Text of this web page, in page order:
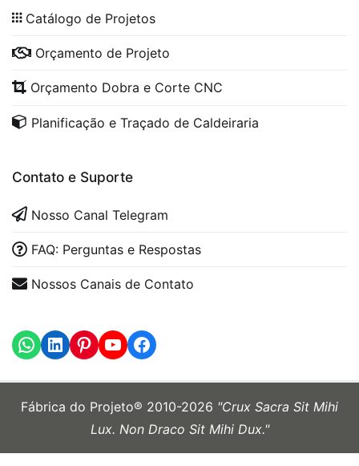
Catálogo de Projetos
Orçamento de Projeto
Orçamento Dobra e Corte CNC
Planificação e Traçado de Caldeiraria
Contato e Suporte
Nosso Canal Telegram
FAQ: Perguntas e Respostas
Nossos Canais de Contato
WhatsApp
LinkedInhttps://
Fábrica do Projeto® 2010-2026 "Crux Sacra Sit Mihi
Lux. Non Draco Sit Mihi Dux."